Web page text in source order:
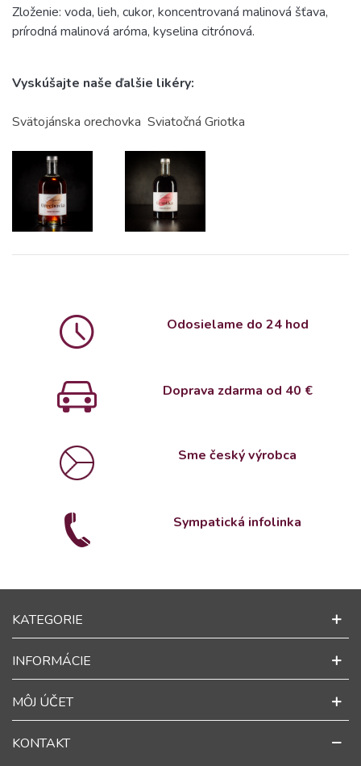
Zloženie: voda, lieh, cukor, koncentrovaná malinová šťava,
prírodná malinová aróma, kyselina citrónová.
Vyskúšajte naše ďalšie likéry:
Svätojánska orechovka Sviatočná Griotka
Odosielame do 24 hod
Doprava zdarma od 40 €
Sme český výrobca
Sympatická infolinka
KATEGORIE
INFORMÁCIE
MÔJ ÚČET
KONTAKT